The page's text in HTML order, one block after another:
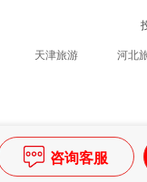
天津旅游 河北
咨询客服